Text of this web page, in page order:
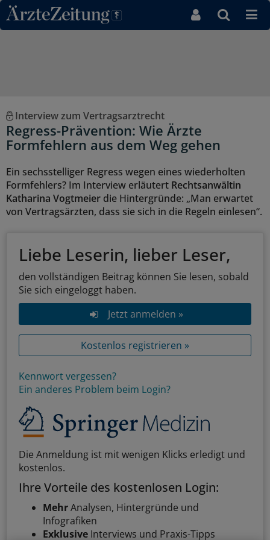
Direkt zum Inhaltsbereich
Interview zum Vertragsarztrecht
Regress-Prävention: Wie Ärzte
Formfehlern aus dem Weg gehen
Ein sechsstelliger Regress wegen eines wiederholten
Formfehlers? Im Interview erläutert Rechtsanwältin
Katharina Vogtmeier die Hintergründe: „Man erwartet
von Vertragsärzten, dass sie sich in die Regeln einlesen“.
Liebe Leserin, lieber Leser,
den vollständigen Beitrag können Sie lesen, sobald
Sie sich eingeloggt haben.
Jetzt anmelden »
Kostenlos registrieren »
Kennwort vergessen?
Ein anderes Problem beim Login?
Die Anmeldung ist mit wenigen Klicks erledigt und
kostenlos.
Ihre Vorteile des kostenlosen Login:
MehrAnalysen, Hintergründe und
Infografiken
Exklusive Interviews und Praxis-Tipps